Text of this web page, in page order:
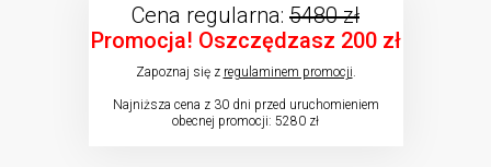
Cena regularna: 5480 zł
Promocja! Oszczędzasz 200 zł
Zapoznaj się z regulaminem promocji
Najniższa cena z 30 dni przed uruchomieniem
obecnej promocji: 5280 zł